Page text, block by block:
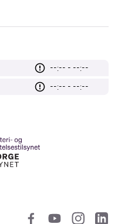
--:-- - --:--
--:-- - --:--